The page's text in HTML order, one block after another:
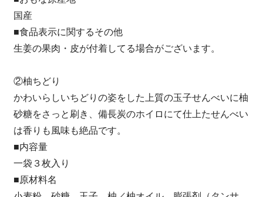
国産
■食品表示に関するその他
生姜の果肉・皮が付着してる場合がございます。
②柚ちどり
かわいらしいちどりの姿をした上質の玉子せんべいに柚
砂糖をさっと刷き、備長炭のホイロにて仕上たせんべい
は香りも風味も絶品です。
■内容量
一袋３枚入り
■原材料名